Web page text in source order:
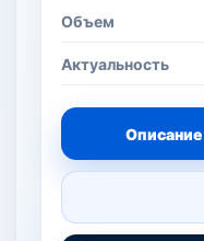
Объем
Актуальность